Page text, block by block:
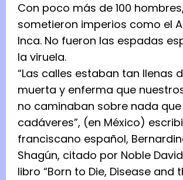
Con poco más de 100 hombres,
sometieron imperios como el
Inca. No fueron las espadas
la viruela.
“Las calles estaban tan llenas
muerta y enferma que
no caminaban sobre nada
cadáveres”, (en México)
franciscano español,
Shagún, citado por Noble
libro “Born to Die, Disease and